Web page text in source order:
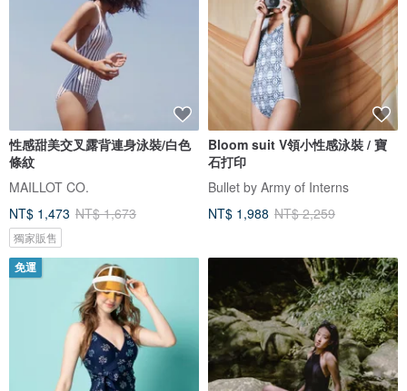
性感甜美交叉露背連身泳裝/白色
條紋
MAILLOT CO.
NT$ 1,473 NT$ 1,673
獨家販售
Bloom suit V領小性感泳裝 / 寶
石打印
Bullet by Army of Interns
NT$ 1,988 NT$ 2,259
免運